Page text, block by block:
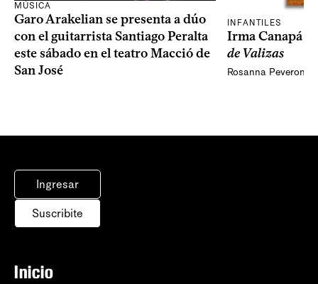
MÚSICA
Garo Arakelian se presenta a dúo
con el guitarrista Santiago Peralta
este sábado en el teatro Macció de
San José
INFANTILES
Irma Canapá
de Valizas
Rosanna Peveroni
Ingresar
Suscribite
Inicio